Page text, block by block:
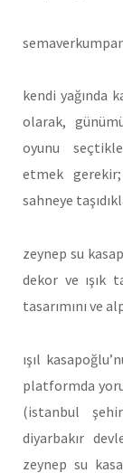
kendi yağında
olarak,
oyunu
etmek
sahneye
zeynep su
dekor ve ışık
tasarımını ve
ışıl
platformda
(istanbul
diyarbakır
zeynep su